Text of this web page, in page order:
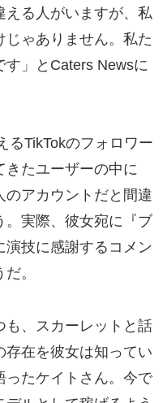
える人がいますが、私
ゃありません。私た
」とCaters Newsに
るTikTokのフォロワー
きたユーザーの中に
のアカウントだと間違
。実際、彼女宛に『ブ
演技に感謝するコメン
。
も、スカーレットと話
存在を彼女は知ってい
ったケイトさん。今で